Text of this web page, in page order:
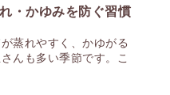
・かゆみを防ぐ習慣
蒸れやすく、かゆがる
んも多い季節です。こ